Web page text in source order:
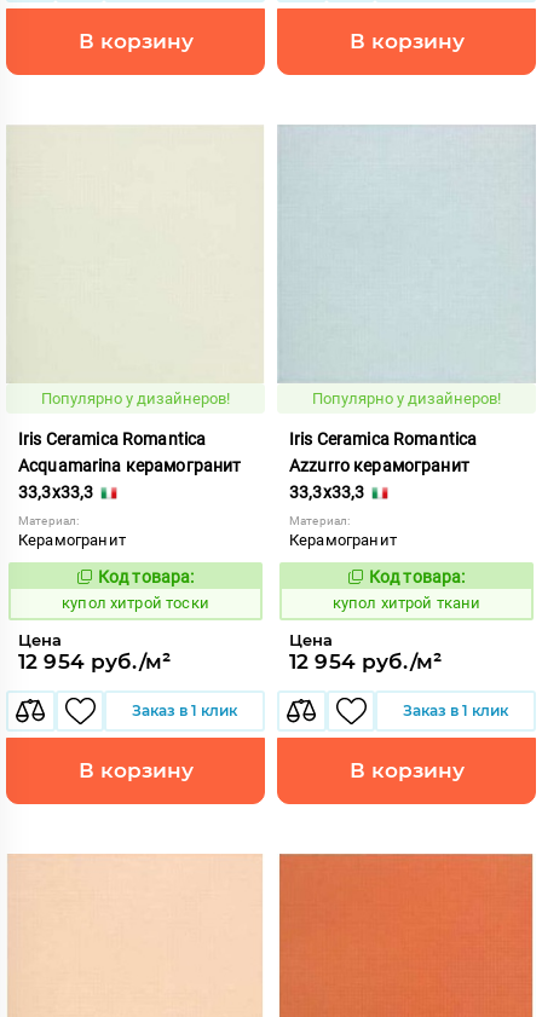
В корзину В корзину
Популярно у дизайнеров!
Iris Ceramica Romantica
Acquamarina керамогранит
33,3x33,3
Материал:
Керамогранит
857856
Код товара:
купол хитрой тоски
Цена
12 954 руб./м²
Заказ в 1 клик
В корзину
Популярно у дизайнеров!
Iris Ceramica Romantica
Azzurro керамогранит
33,3x33,3
Материал:
Керамогранит
857855
Код товара:
купол хитрой ткани
Цена
12 954 руб./м²
Заказ в 1 клик
В корзину